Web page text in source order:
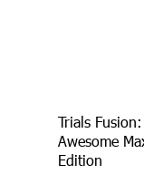
Trials
Awesome
Edition